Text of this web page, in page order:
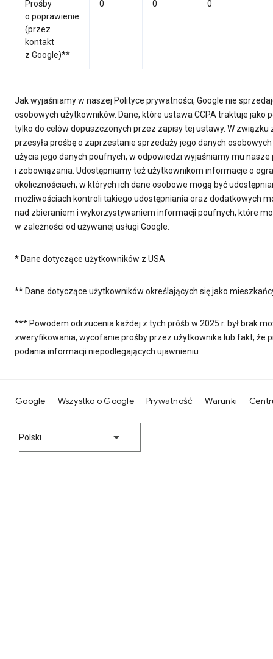
Prośby
o poprawienie
(przez
kontakt
z Google)**
0 0 0
Jak wyjaśniamy w naszej Polityce prywatności, Google nie
osobowych użytkowników. Dane, które ustawa CCPA traktuje jako
tylko do celów dopuszczonych przez zapisy tej ustawy. W związku
przesyła prośbę o zaprzestanie sprzedaży jego danych
użycia jego danych poufnych, w odpowiedzi wyjaśniamy mu nasze
i zobowiązania. Udostępniamy też użytkownikom informacje o
okolicznościach, w których ich dane osobowe mogą być
możliwościach kontroli takiego udostępniania oraz dodatkowych
nad zbieraniem i wykorzystywaniem informacji poufnych, które
w zależności od używanej usługi Google.
* Dane dotyczące użytkowników z USA
** Dane dotyczące użytkowników określających się jako
*** Powodem odrzucenia każdej z tych próśb w 2025 r. był brak
zweryfikowania, wycofanie prośby przez użytkownika lub fakt, że
podania informacji niepodlegających ujawnieniu
Google Wszystko o Google Prywatność Warunki
Polski